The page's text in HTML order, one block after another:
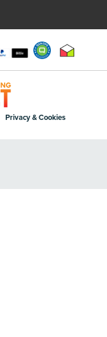
Privacy & Cookies